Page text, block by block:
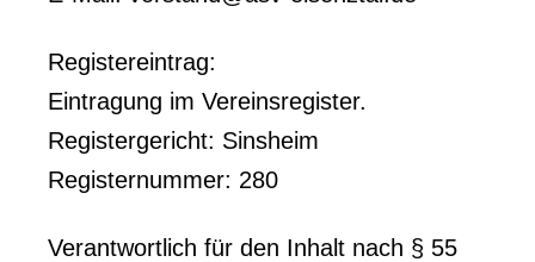
Registereintrag:
Eintragung im Vereinsregister.
Registergericht: Sinsheim
Registernummer: 280
Verantwortlich für den Inhalt nach § 55